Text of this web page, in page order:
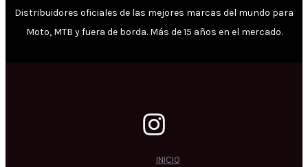
Distribuidores oficiales de las mejores marcas del mundo para
Moto, MTB y fuera de borda. Más de 15 años en el mercado.
INICIO